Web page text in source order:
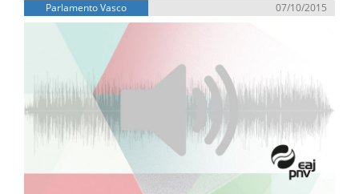
Parlamento Vasco 07/10/2015